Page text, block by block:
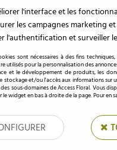
l'interface et les
les campagnes marketing
l'authentification et surveiller
sont nécessaires à des fins
utilisés pour la personnalisation des
et le développement de produits, les
stockage et/ou l'accès aux informations sur
des sous-domaines de Access Floral. Vous
le widget en bas à droite de la page. Pour